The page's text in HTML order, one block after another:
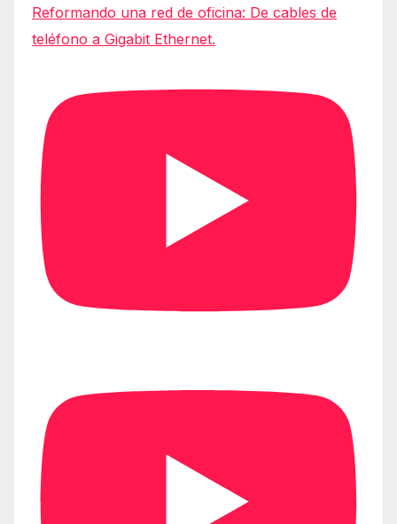
Reformando una red de oficina: De cables de
teléfono a Gigabit Ethernet.